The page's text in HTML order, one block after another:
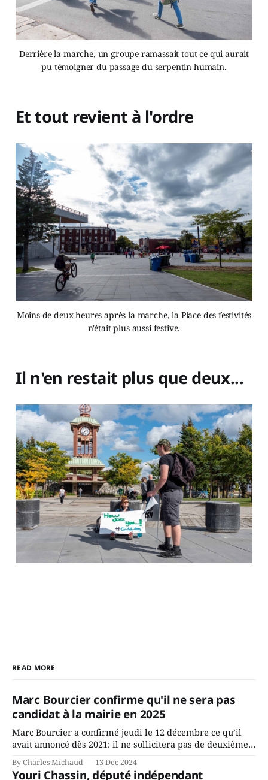
Derrière la marche, un groupe ramassait tout ce qui aurait
pu témoigner du passage du serpentin humain.
Et tout revient à l'ordre
Moins de deux heures après la marche, la Place des festivités
n'était plus aussi festive.
Il n'en restait plus que deux...
READ MORE
Marc Bourcier confirme qu'il ne sera pas
candidat à la mairie en 2025
Marc Bourcier a confirmé jeudi le 12 décembre ce qu’il
avait annoncé dès 2021: il ne sollicitera pas de deuxième
fait l’annonce en s’adressant aux employés de la ville,
By Charles Michaud 13 Dec 2024
Youri Chassin, député indépendant